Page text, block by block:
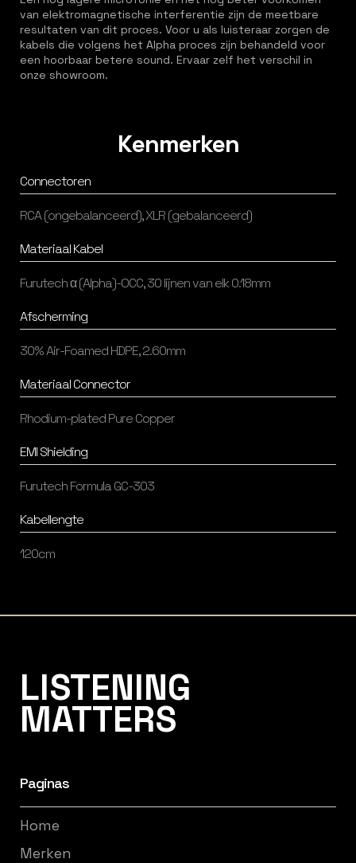
van elektromagnetische interferentie zijn de meetbare
resultaten van dit proces. Voor u als luisteraar zorgen de
kabels die volgens het Alpha proces zijn behandeld voor
een hoorbaar betere sound. Ervaar zelf het verschil in
onze showroom.
Kenmerken
Connectoren
RCA (ongebalanceerd), XLR (gebalanceerd)
Materiaal Kabel
Furutech α (Alpha)-OCC, 30 lijnen van elk 0.18mm
Afscherming
30% Air-Foamed HDPE, 2.60mm
Materiaal Connector
Rhodium-plated Pure Copper
EMI Shielding
Furutech Formula GC-303
Kabellengte
120cm
LISTENING
MATTERS
Paginas
Home
Merken